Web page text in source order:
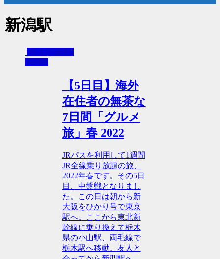
新潟駅
動画制作うら
ばなし
【5日目】海外
在住者の無茶な
7日間「グルメ
旅」春 2022
JRパスを利用して1週間
JR全線乗り放題の旅、
2022年春です。その5日
目、中盤戦となりまし
た。この日は朝から新
大阪をひかり号で東京
駅へ。ここから東北新
幹線に乗り換えて栃木
県の小山駅、両毛線で
栃木駅へ移動。友人と